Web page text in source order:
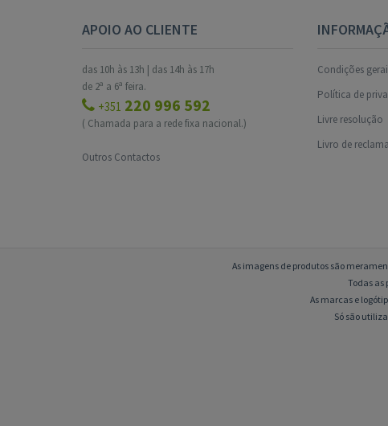
APOIO AO CLIENTE
das 10h às 13h | das 14h às 17h
de 2ª a 6ª feira.
+351 220 996 592
( Chamada para a rede fixa nacional.)
Outros Contactos
Condições
Política de
Livre resolução
Livro de
As imagens de produtos são
Todas
As marcas e
Só são